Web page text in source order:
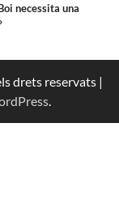
necessita una
drets reservats |